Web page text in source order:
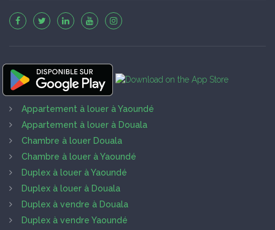
Appartement à louer à Yaoundé
Appartement à louer à Douala
Chambre à louer Douala
Chambre à louer à Yaoundé
Duplex à louer à Yaoundé
Duplex à louer à Douala
Duplex à vendre à Douala
Duplex à vendre Yaoundé